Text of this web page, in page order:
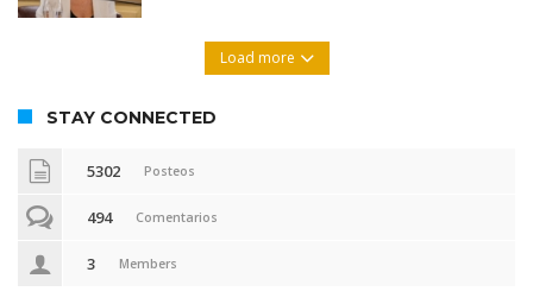
Load more
STAY CONNECTED
5302 Posteos
494 Comentarios
3 Members